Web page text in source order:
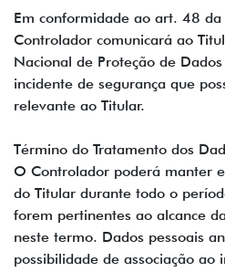
Em conformidade ao art. 48
Controlador comunicará ao
Nacional de Proteção de
incidente de segurança que
relevante ao Titular.
Término do Tratamento dos
O Controlador poderá manter
do Titular durante todo o
forem pertinentes ao alcance
neste termo. Dados pessoais
possibilidade de associação ao